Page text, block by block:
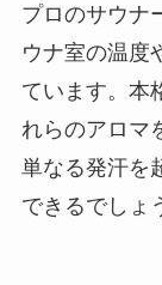
プロのサウナ
ウナ室の温度
ています。本
れらのアロマ
単なる発汗を
できるでしょ